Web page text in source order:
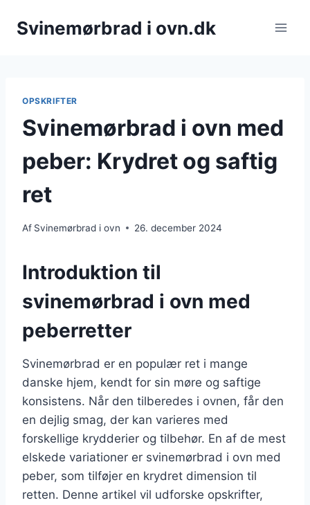
Svinemørbrad i ovn.dk
OPSKRIFTER
Svinemørbrad i ovn med
peber: Krydret og saftig
ret
Af Svinemørbrad i ovn 26. december 2024
Introduktion til
svinemørbrad i ovn med
peberretter
Svinemørbrad er en populær ret i mange
danske hjem, kendt for sin møre og saftige
konsistens. Når den tilberedes i ovnen, får den
en dejlig smag, der kan varieres med
forskellige krydderier og tilbehør. En af de mest
elskede variationer er svinemørbrad i ovn med
peber, som tilføjer en krydret dimension til
retten. Denne artikel vil udforske opskrifter,